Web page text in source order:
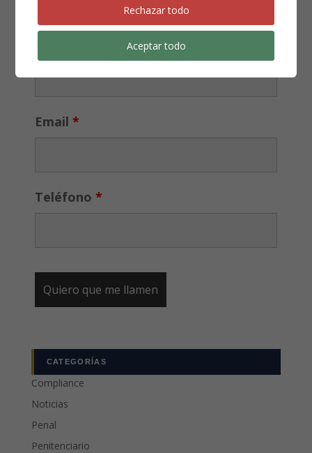
¿NECESITAS UN ABOGADO?
Los campos marcados con*son obligatorios
Email *
Teléfono *
CATEGORÍAS
Compliance
Noticias
Penal
Penitenciario
Rechazar todo
Aceptar todo